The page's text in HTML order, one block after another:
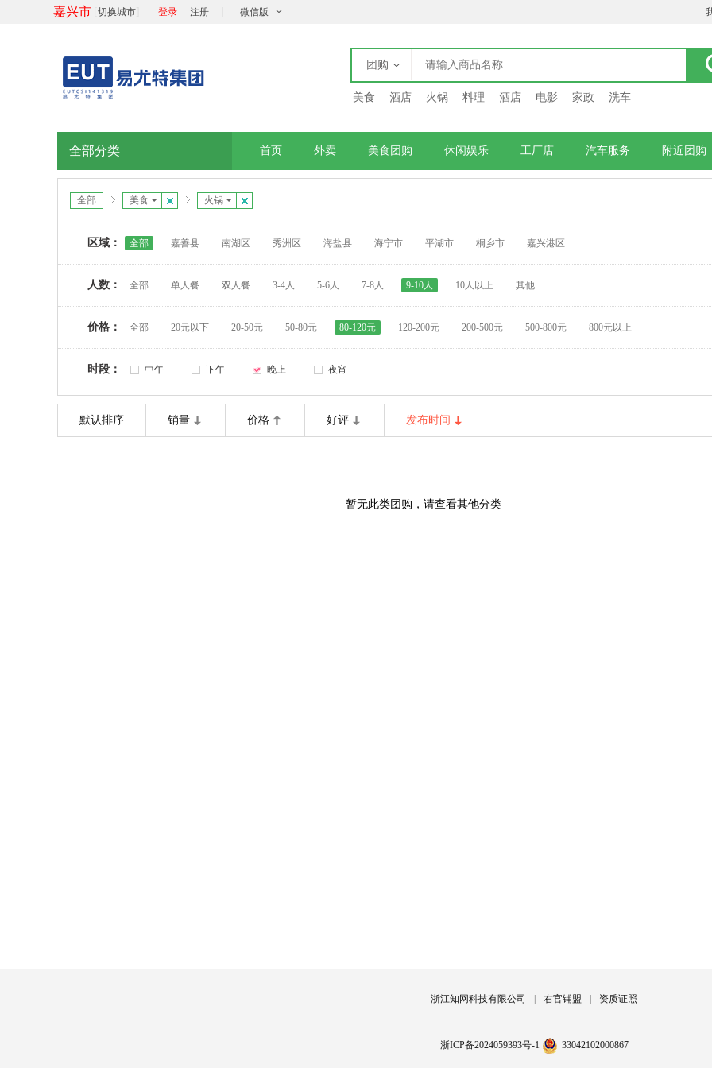
嘉兴市 切换城市 登录 注册 微信版
团购
美食 酒店 火锅 料理 酒店 电影 家政 洗车
全部分类 首页 外卖 美食团购 休闲娱乐 工厂店 汽车服务 附近团购
全部 美食 火锅
区域： 全部 嘉善县 南湖区 秀洲区 海盐县 海宁市 平湖市 桐乡市 嘉兴港区
人数： 全部 单人餐 双人餐 3-4人 5-6人 7-8人 9-10人 10人以上 其他
价格： 全部 20元以下 20-50元 50-80元 80-120元 120-200元 200-500元 500-800元 800元以上
时段： 中午 下午 晚上 夜宵
默认排序 销量 价格 好评 发布时间
暂无此类团购，请查看其他分类
浙江知网科技有限公司 右官铺盟 资质证照
浙ICP备2024059393号-1 33042102000867